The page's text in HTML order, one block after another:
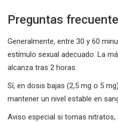
Preguntas
Generalmente, entre 30 y 60
estímulo sexual adecuado. La
alcanza tras 2 horas.
Sí, en dosis bajas (2,5 mg o 5
mantener un nivel estable en
Aviso especial si tomas